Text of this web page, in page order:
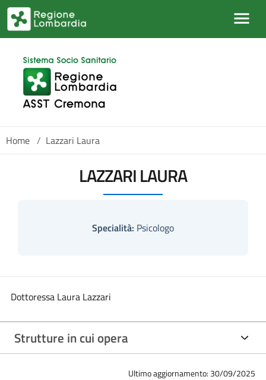
Skip to main content
Home / Lazzari Laura
LAZZARI LAURA
Specialità: Psicologo
Dottoressa Laura Lazzari
Strutture in cui opera
Ultimo aggiornamento: 30/09/2025